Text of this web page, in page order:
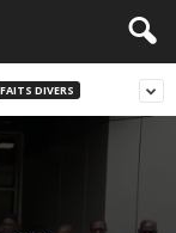
FAITS DIVERS